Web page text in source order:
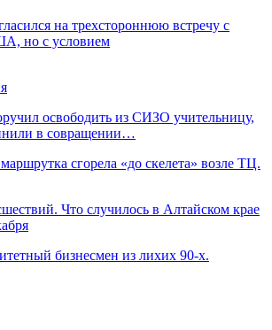
на трехстороннюю встречу с
но с условием
освободить из СИЗО учительницу,
в совращении…
сгорела «до скелета» возле ТЦ.
Что случилось в Алтайском крае
бизнесмен из лихих 90-х.